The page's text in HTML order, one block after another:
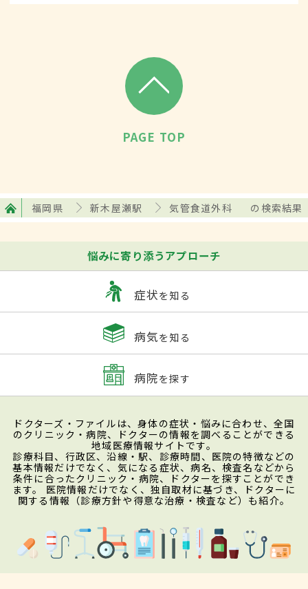
PAGE TOP
福岡県 新木屋瀬駅 気管食道外科 の検索結果
悩みに寄り添うアプローチ
症状を知る
病気を知る
病院を探す
ドクターズ・ファイルは、身体の症状・悩みに合わせ、全国
のクリニック・病院、ドクターの情報を調べることができる
地域医療情報サイトです。
診療科目、行政区、沿線・駅、診療時間、医院の特徴などの
基本情報だけでなく、気になる症状、病名、検査名などから
条件に合ったクリニック・病院、ドクターを探すことができ
ます。 医院情報だけでなく、独自取材に基づき、ドクターに
関する情報（診療方針や得意な治療・検査など）も紹介。